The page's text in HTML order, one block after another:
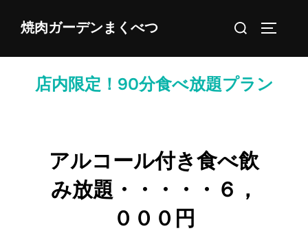
焼肉ガーデンまくべつ
検
対
象:
店内限定！90分食べ放題プラン
アルコール付き食べ飲
み放題・・・・・６，
０００円